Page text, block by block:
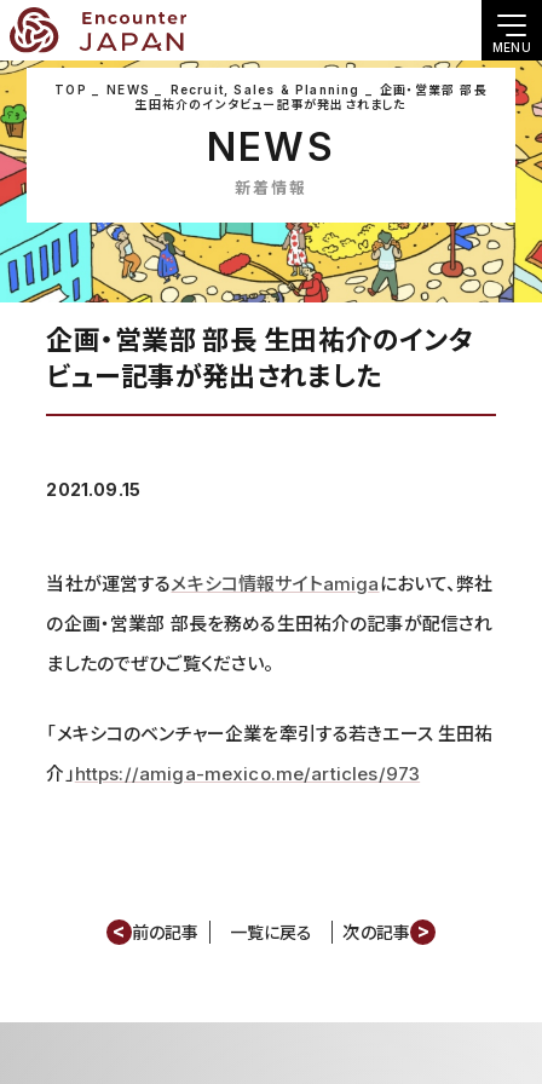
MENU
TOP NEWS Recruit,Sales & Planning
企画・営業部 部長
生田祐介のインタビュー記事が発出されました
NEWS
新着情報
企画・営業部 部長 生田祐介のインタ
ビュー記事が発出されました
2021.09.15
当社が運営するメキシコ情報サイトamigaにおいて、弊社
の企画・営業部 部長を務める生田祐介の記事が配信され
ましたのでぜひご覧ください。
「メキシコのベンチャー企業を牽引する若きエース 生田祐
介」https://amiga-mexico.me/articles/973
< 前の記事 一覧に戻る 次の記事 >